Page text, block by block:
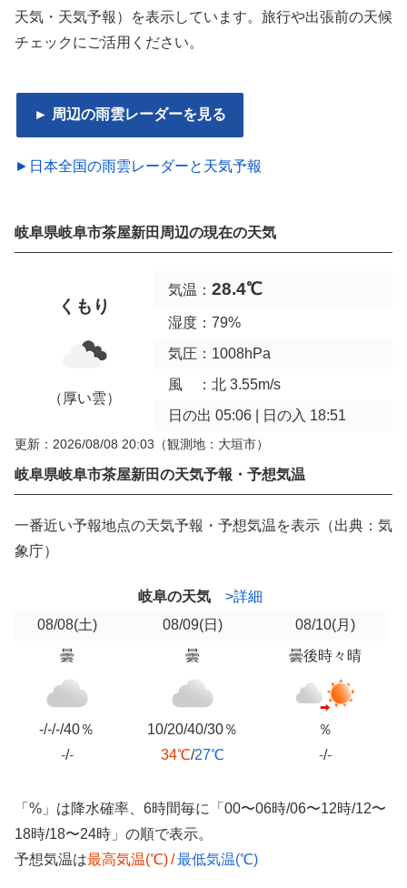
天気・天気予報）を表示しています。旅行や出張前の天候
チェックにご活用ください。
► 周辺の雨雲レーダーを見る
►日本全国の雨雲レーダーと天気予報
岐阜県岐阜市茶屋新田周辺の現在の天気
くもり
（厚い雲）
気温： 28.4℃
湿度：79%
気圧：1008hPa
風 ：北 3.55m/s
日の出 05:06 | 日の入 18:51
更新：2026/08/08 20:03 （観測地：大垣市）
岐阜県岐阜市茶屋新田の天気予報・予想気温
一番近い予報地点の天気予報・予想気温を表示（出典：気
象庁）
岐阜の天気
>詳細
08/08(土) 08/09(日) 08/10(月)
曇
-/-/-/40％
-/-
曇
10/20/40/30％
34℃/27℃
曇後時々晴
％
-/-
「%」は降水確率、6時間毎に「00〜06時/06〜12時/12〜
18時/18〜24時」の順で表示。
予想気温は最高気温(℃)/最低気温(℃)